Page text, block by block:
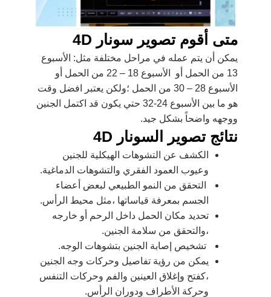
متى أقوم تصوير سونار 4D
يمكن أن يتم عمله في مراحل مختلفة مثل: الأسبوع
13 من الحمل أو
الأسبوع 18 – 22 من الحمل أو
الأسبوع 28 – 30 من الحمل ؛ولكن يعتبر افضل وقت
هو ما بين الأسبوع 24-32 حتي يكون قد اكتمل الجنين
ووجهه واضحاً بشكل جيد.
نتائج تصوير السونار 4D
الكشف عن التشوهات الهيكلية للجنين
وعيوب العمود الفقري والتشوهات الدماغية.
لتحقق من النمو الطبيعي لبعض أعضاء
الجسم بمعرفة قياساتها ،مثل محيط الرأس.
تحديد مكان الحمل داخل الرحم أو خارجه
،والتحقق من سلامة الجنين.
تشخيص إصابة الجنين بتشوهات الوجه.
يمكن من رؤية تفاصيل وحركات وجه الجنين
،كفتح وإغلاق العينين والفم وحركات التنفس
وحركة الأطراف ودوران الرأس.